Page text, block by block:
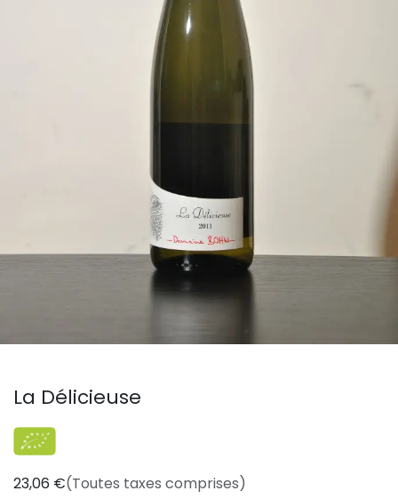
La Délicieuse
23,06 €(Toutes taxes comprises)